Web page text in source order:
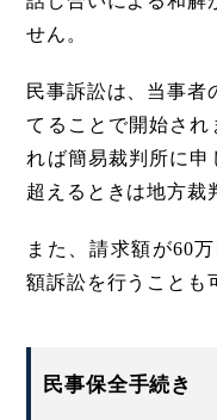
せん。
民事訴訟は、当事者
てることで開始され
れば簡易裁判所に申
超えるときは地方裁
また、請求額が60
額訴訟を行うことも
民事保全手続き